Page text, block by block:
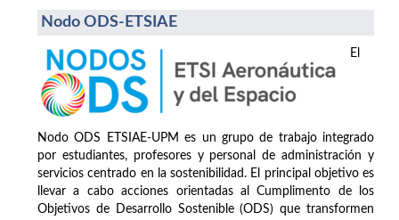
Nodo ODS-ETSIAE
El
Nodo ODS ETSIAE-UPM es un grupo de trabajo integrado
por estudiantes, profesores y personal de administración y
servicios centrado en la sostenibilidad. El principal objetivo es
llevar a cabo acciones orientadas al Cumplimento de los
Objetivos de Desarrollo Sostenible (ODS) que transformen